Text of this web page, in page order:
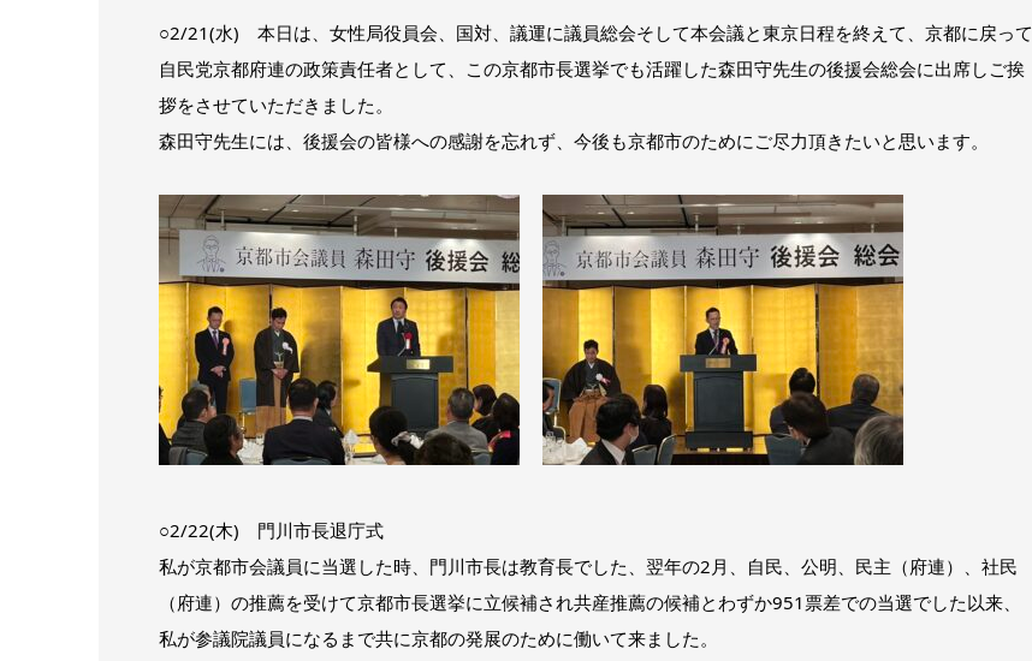
○2/21(水) 本日は、女性局役員会、国対、議運に議員総会そして本会議と東京日程を終えて、京都に戻って
自民党京都府連の政策責任者として、この京都市長選挙でも活躍した森田守先生の後援会総会に出席しご挨
拶をさせていただきました。
森田守先生には、後援会の皆様への感謝を忘れず、今後も京都市のためにご尽力頂きたいと思います。
○2/22(木) 門川市長退庁式
私が京都市会議員に当選した時、門川市長は教育長でした、翌年の2月、自民、公明、民主（府連）、社民
（府連）の推薦を受けて京都市長選挙に立候補され共産推薦の候補とわずか951票差での当選でした以来、
私が参議院議員になるまで共に京都の発展のために働いて来ました。